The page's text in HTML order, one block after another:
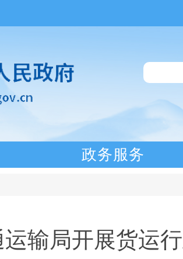
政务服务
运输局开展货运